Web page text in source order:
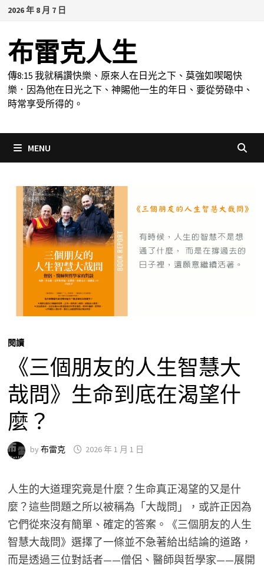
Skip
content
2026 年 8 月 7 日
布雷克人生
傳8:15 我就稱讚快樂、原來人在日光之下、莫強如喫喝快
樂．因為他在日光之下、神賜他一生的年日、要從勞碌中、
時常享受所得的。
MENU
閱讀
《三個朋友的人生智慧大
哉問》生命到底在渴望什
麼？
by 布雷克 2026 年 1 月 1 日
人生的大道理究竟是什麼？生命真正渴望的又是什
麼？這些問題之所以被稱為「大哉問」，或許正因為
它們從來沒有簡單、確定的答案。《三個朋友的人生
智慧大哉問》選擇了一條並不急著給出結論的道路，
而是透過三位對話者——僧侶、醫師與哲學家——展開